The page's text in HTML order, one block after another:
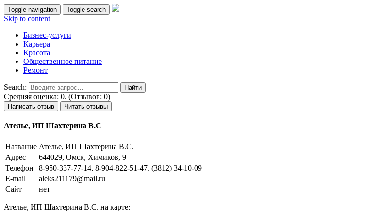
Toggle navigation Toggle search
Skip to content
Бизнес-услуги
Карьера
Красота
Общественное питание
Ремонт
Search:
Средняя оценка: 0. (Отзывов: 0)
Написать отзыв Читать отзывы
Ателье, ИП Шахтерина В.С
Название Ателье, ИП Шахтерина В.С.
Адрес
644029, Омск, Химиков, 9
Телефон
8-950-337-77-14, 8-904-822-51-47, (3812) 34-10-09
E-mail
aleks211179@mail.ru
Сайт
нет
Ателье, ИП Шахтерина В.С. на карте: